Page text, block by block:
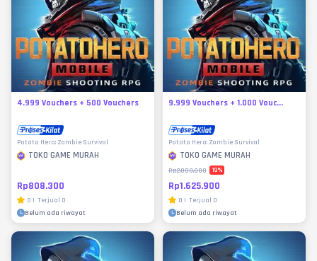
4.999 Vouchers + 500 Vouchers
Potato Hero: Zombie Survival
TOKO GAME MURAH
Rp808.300
0 | Terjual 0
Belum ada riwayat
9.999 Vouchers + 1.000 Vouc...
Potato Hero: Zombie Survival
TOKO GAME MURAH
Rp2.000.000 19%
Rp1.625.900
0 | Terjual 0
Belum ada riwayat